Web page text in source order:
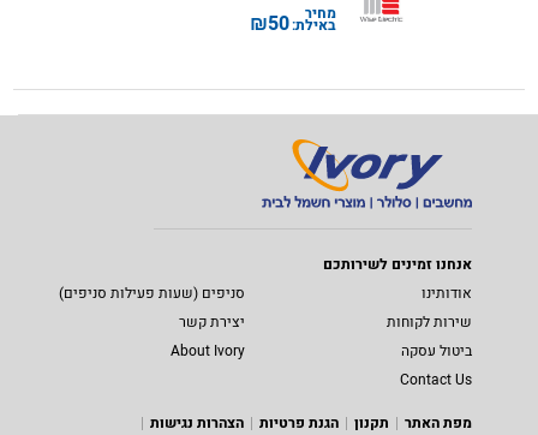
מחיר
באילת:50
₪
אנחנו זמינים לשירותכם
אודותינו
סניפים (שעות פעילות סניפים)
שירות לקוחות
יצירת קשר
ביטול עסקה
About Ivory
Contact Us
מפת האתר
תקנון הגנת פרטיות
הצהרות נגישות